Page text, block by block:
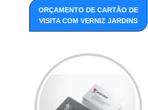
ORÇAMENTO DE CARTÃO DE
VISITA COM VERNIZ JARDINS